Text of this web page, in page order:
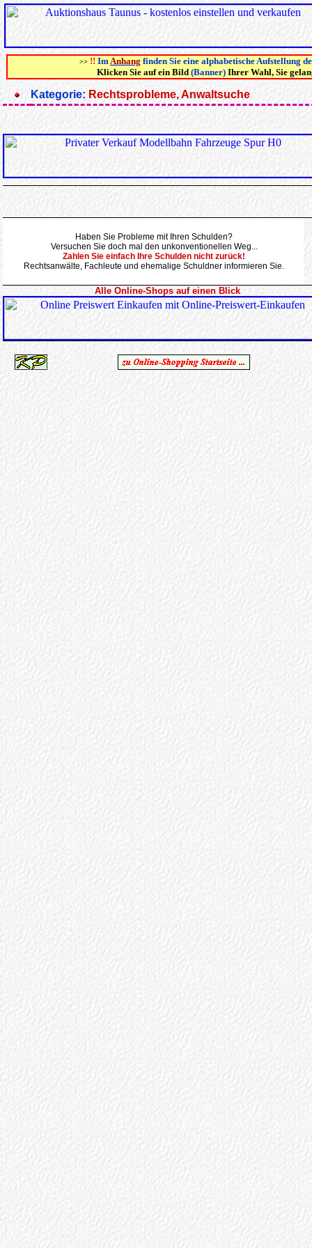
>> !! ImAnhang finden Sie eine alphabetische Aufstellung
Klicken Sie auf ein Bild (Banner) Ihrer Wahl, Sie
Kategorie: Rechtsprobleme, Anwaltsuche
Haben Sie Probleme mit Ihren Schulden?
Versuchen Sie doch mal den unkonventionellen Weg...
Zahlen Sie einfach Ihre Schulden nicht zurück!
Rechtsanwälte, Fachleute und ehemalige Schuldner informieren Sie.
Alle Online-Shops auf einen Blick